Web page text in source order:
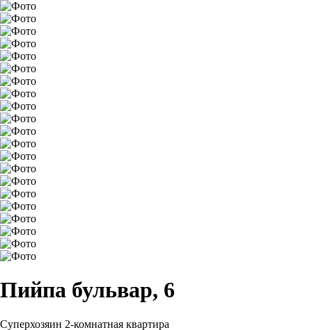
Пийпа бульвар, 6
Суперхозяин 2-комнатная квартира